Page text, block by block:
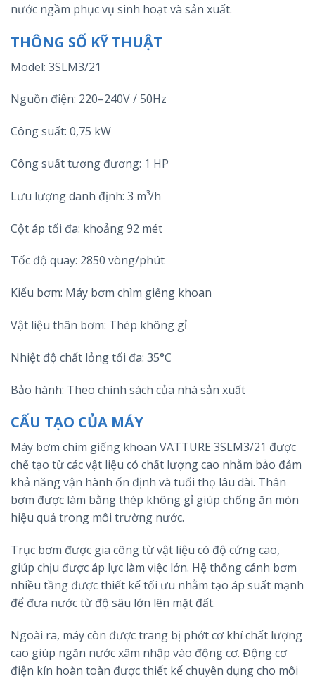
nước ngầm phục vụ sinh hoạt và sản xuất.
THÔNG SỐ KỸ THUẬT
Model: 3SLM3/21
Nguồn điện: 220–240V / 50Hz
Công suất: 0,75 kW
Công suất tương đương: 1 HP
Lưu lượng danh định: 3 m³/h
Cột áp tối đa: khoảng 92 mét
Tốc độ quay: 2850 vòng/phút
Kiểu bơm: Máy bơm chìm giếng khoan
Vật liệu thân bơm: Thép không gỉ
Nhiệt độ chất lỏng tối đa: 35°C
Bảo hành: Theo chính sách của nhà sản xuất
CẤU TẠO CỦA MÁY
Máy bơm chìm giếng khoan VATTURE 3SLM3/21 được
chế tạo từ các vật liệu có chất lượng cao nhằm bảo đảm
khả năng vận hành ổn định và tuổi thọ lâu dài. Thân
bơm được làm bằng thép không gỉ giúp chống ăn mòn
hiệu quả trong môi trường nước.
Trục bơm được gia công từ vật liệu có độ cứng cao,
giúp chịu được áp lực làm việc lớn. Hệ thống cánh bơm
nhiều tầng được thiết kế tối ưu nhằm tạo áp suất mạnh
để đưa nước từ độ sâu lớn lên mặt đất.
Ngoài ra, máy còn được trang bị phớt cơ khí chất lượng
cao giúp ngăn nước xâm nhập vào động cơ. Động cơ
điện kín hoàn toàn được thiết kế chuyên dụng cho môi